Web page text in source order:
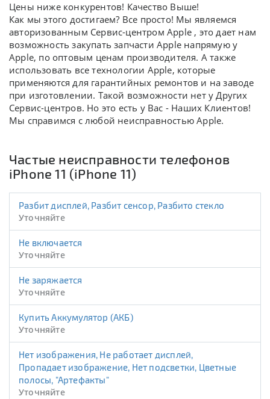
Цены ниже конкурентов! Качество Выше!
Как мы этого достигаем? Все просто! Мы являемся
авторизованным Сервис-центром Apple , это дает нам
возможность закупать запчасти Apple напрямую у
Apple, по оптовым ценам производителя. А также
использовать все технологии Apple, которые
применяются для гарантийных ремонтов и на заводе
при изготовлении. Такой возможности нет у Других
Сервис-центров. Но это есть у Вас - Наших Клиентов!
Мы справимся с любой неисправностью Apple.
Частые неисправности телефонов
iPhone 11 (iPhone 11)
Разбит дисплей, Разбит сенсор, Разбито стекло
Уточняйте
Не включается
Уточняйте
Не заряжается
Уточняйте
Купить Аккумулятор (АКБ)
Уточняйте
Нет изображения, Не работает дисплей,
Пропадает изображение, Нет подсветки, Цветные
полосы, "Артефакты"
Уточняйте